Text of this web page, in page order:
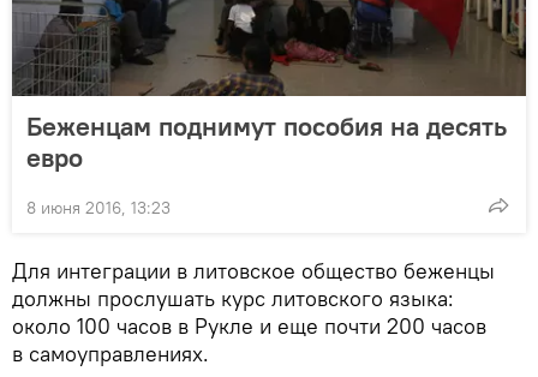
Беженцам поднимут пособия на десять
евро
8 июня 2016, 13:23
Для интеграции в литовское общество беженцы
должны прослушать курс литовского языка:
около 100 часов в Рукле и еще почти 200 часов
в самоуправлениях.